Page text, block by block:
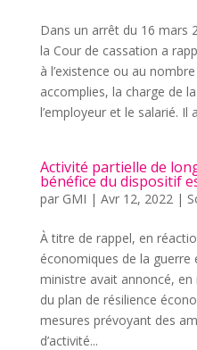
Dans un arrêt du 16 mars
la Cour de cassation a
à l’existence ou au
accomplies, la charge de
l’employeur et le salarié. Il
Activité partielle de
bénéfice du dispositif
par GMI | Avr 12, 2022|
À titre de rappel, en
économiques de la guerre
ministre avait annoncé,
du plan de résilience
mesures prévoyant des
d’activité...